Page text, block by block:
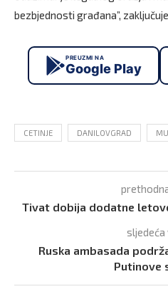
bezbjednosti građana”,
PREUZMI NA
Google Play
CETINJE DANILOVGRAD
Tivat dobija dodatne
Ruska ambasada
Putinove